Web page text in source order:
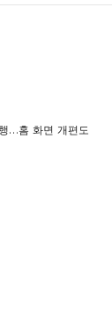
…홈 화면 개편도